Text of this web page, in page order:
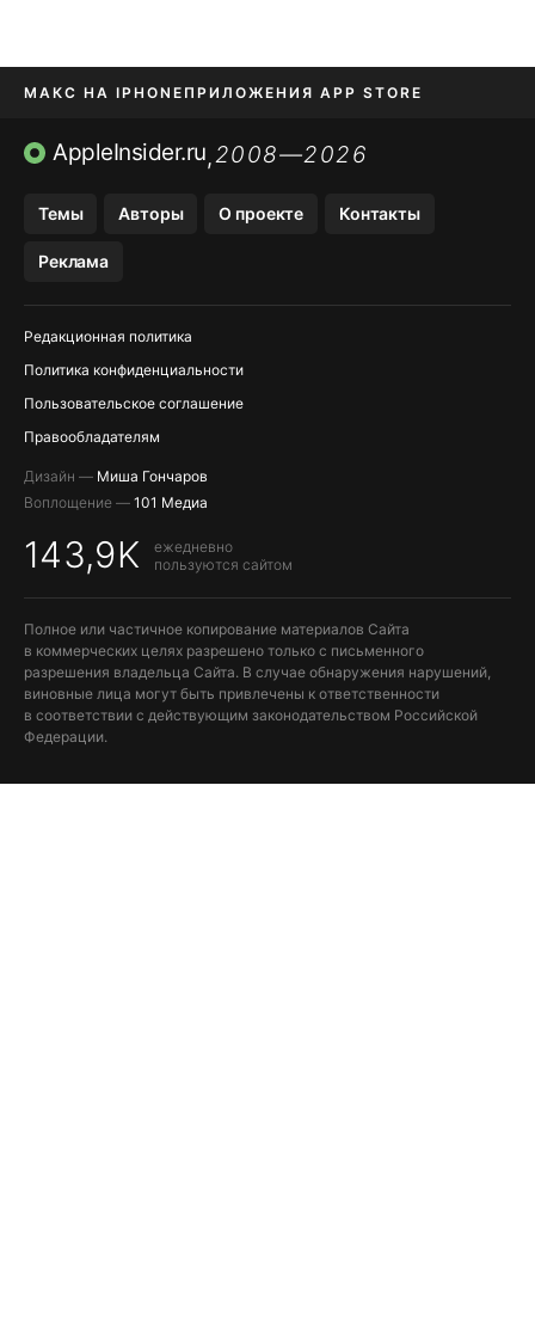
МАКС НА IPHONE ПРИЛОЖЕНИЯ APP STORE
TIKTOK НА IPHONEПРИЛОЖЕНИЯ БЕЗ APP STORE
AppleInsider.ru,2008—2026
Темы Авторы О проекте Контакты
Реклама
Редакционная политика
Политика конфиденциальности
Пользовательское соглашение
Правообладателям
Дизайн — Миша Гончаров
Воплощение — 101 Медиа
143,9K
ежедневно
пользуются сайтом
Полное или частичное копирование материалов Сайта
в коммерческих целях разрешено только с письменного
разрешения владельца Сайта. В случае обнаружения нарушений,
виновные лица могут быть привлечены к ответственности
в соответствии с действующим законодательством Российской
Федерации.